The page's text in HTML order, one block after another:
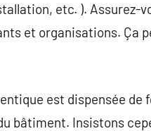
etc. ).
et organisations. Ça
est dispensée
bâtiment. Insistons